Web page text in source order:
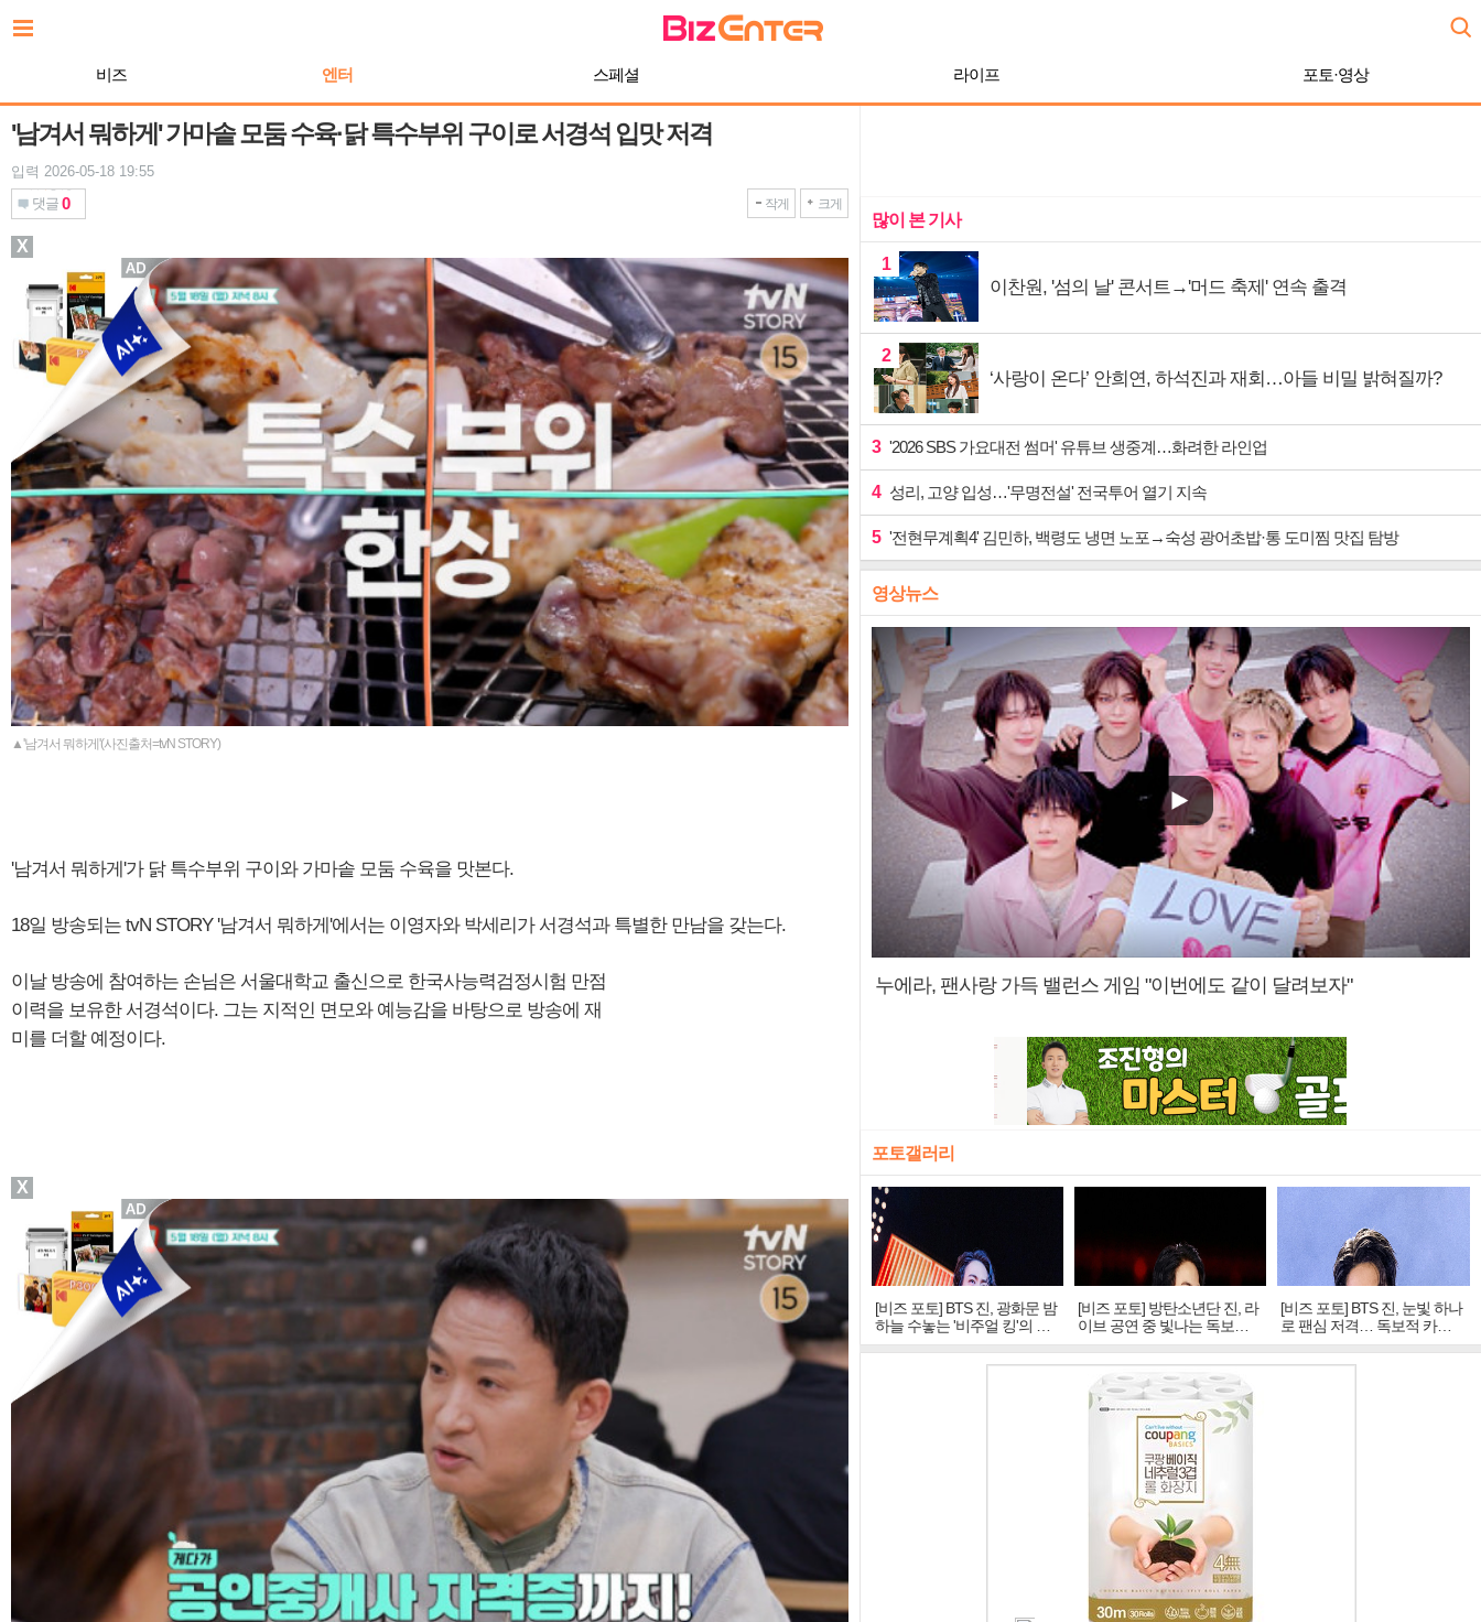
문
비즈 엔터 스페셜 라이프 포토·영상
'남겨서 뭐하게' 가마솥 모둠 수육·닭 특수부위 구이로 서경석 입맛 저격
입력 2026-05-18 19:55
댓글 0 작게 크게
▲'남겨서 뭐하게'(사진출처=tvN STORY)
'남겨서 뭐하게'가 닭 특수부위 구이와 가마솥 모둠 수육을 맛본다.
18일 방송되는 tvN STORY '남겨서 뭐하게'에서는 이영자와 박세리가 서경석과 특별한 만남을 갖는다.
이날 방송에 참여하는 손님은 서울대학교 출신으로 한국사능력검정시험 만점
이력을 보유한 서경석이다. 그는 지적인 면모와 예능감을 바탕으로 방송에 재
미를 더할 예정이다.
많이 본 기사
1
이찬원, '섬의 날' 콘서트→'머드 축제' 연속 출격
2
‘사랑이 온다’ 안희연, 하석진과 재회…아들 비밀 밝혀질까?
3 '2026 SBS 가요대전 썸머' 유튜브 생중계…화려한 라인업
4 성리, 고양 입성…'무명전설' 전국투어 열기 지속
5 '전현무계획4' 김민하, 백령도 냉면 노포→숙성 광어초밥·통 도미찜 맛집 탐방
영상뉴스
누에라, 팬사랑 가득 밸런스 게임 "이번에도 같이 달려보자"
포토갤러리
[비즈 포토] BTS 진, 광화문 밤
하늘 수놓는 '비주얼 킹'의 열
창
[비즈 포토] 방탄소년단 진, 라
이브 공연 중 빛나는 독보적
아우라
[비즈 포토] BTS 진, 눈빛 하나
로 팬심 저격… 독보적 카리
스마
X
X